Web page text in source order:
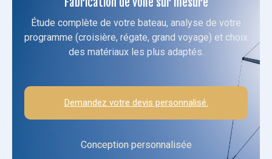
Étude complète de votre bateau, analyse de votre
programme (croisière, régate, grand voyage) et choix
des matériaux les plus adaptés.
Demandez votre devis personnalisé.
Conception personnalisée